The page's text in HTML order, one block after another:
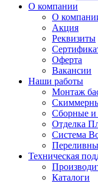
О компании
О
Акция
Реквизиты
Оферта
Вакансии
Наши работы
Монтаж
Сборные и
Отделка
Система
Техническая
Каталоги